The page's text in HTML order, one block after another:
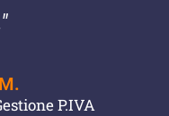
P.IVA